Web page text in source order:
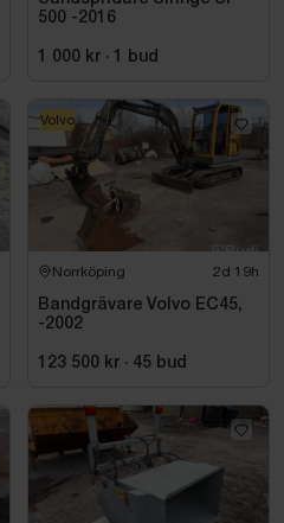
500 -2016
1 000 kr · 1 bud
Norrköping 2d 19h
Bandgrävare Volvo EC45,
-2002
123 500 kr · 45 bud
Volvo